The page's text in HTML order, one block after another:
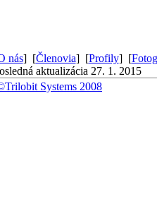
nás] [Členovia] [Profily] [
aktualizácia 27. 1. 2015
Systems 2008